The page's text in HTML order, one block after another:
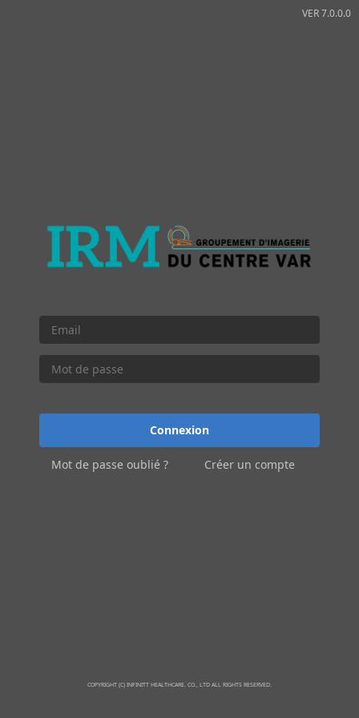
VER 7.0.0.0
Connexion
Mot de passe oublié ? Créer un compte
COPYRIGHT (C) INFINITT HEALTHCARE. CO., LTD ALL RIGHTS RESERVED.